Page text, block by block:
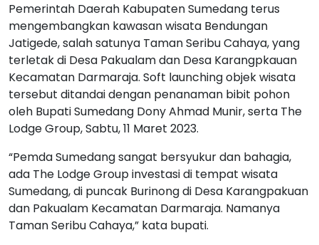
Pemerintah Daerah Kabupaten Sumedang terus
mengembangkan kawasan wisata Bendungan
Jatigede, salah satunya Taman Seribu Cahaya, yang
terletak di Desa Pakualam dan Desa Karangpkauan
Kecamatan Darmaraja. Soft launching objek wisata
tersebut ditandai dengan penanaman bibit pohon
oleh Bupati Sumedang Dony Ahmad Munir, serta The
Lodge Group, Sabtu, 11 Maret 2023.
“Pemda Sumedang sangat bersyukur dan bahagia,
ada The Lodge Group investasi di tempat wisata
Sumedang, di puncak Burinong di Desa Karangpakuan
dan Pakualam Kecamatan Darmaraja. Namanya
Taman Seribu Cahaya,” kata bupati.